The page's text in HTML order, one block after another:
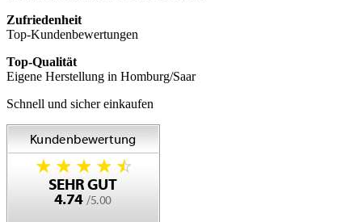
Zufriedenheit
Top-Kundenbewertungen
Top-Qualität
Eigene Herstellung in Homburg/Saar
Schnell und sicher einkaufen